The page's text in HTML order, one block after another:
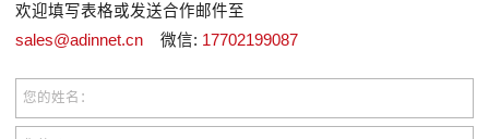
欢迎填写表格或发送合作邮件至
sales@adinnet.cn 微信: 17702199087
您的姓名：